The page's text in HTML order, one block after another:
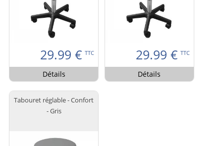
29.99 € TTC
Détails
29.99 € TTC
Détails
Tabouret réglable - Confort
- Gris